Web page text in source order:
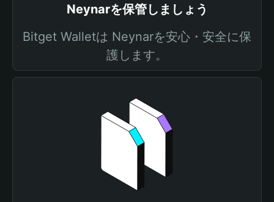
Neynarを保管しましょう
Bitget Walletは Neynarを安心・安全に保
護します。